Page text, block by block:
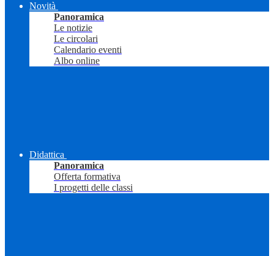
Novità
Panoramica
Le notizie
Le circolari
Calendario eventi
Albo online
Didattica
Panoramica
Offerta formativa
I progetti delle classi